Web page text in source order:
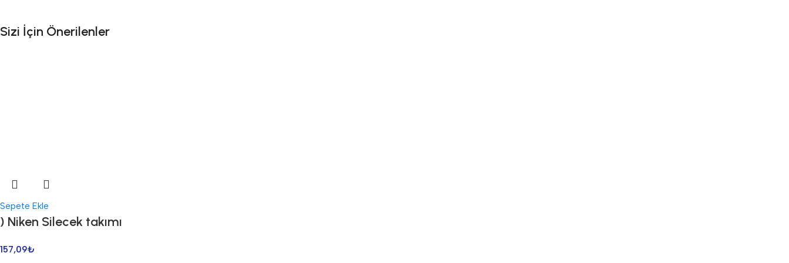
Sizi İçin Önerilenler
Sepete Ekle
) Niken Silecek takımı
157,09₺